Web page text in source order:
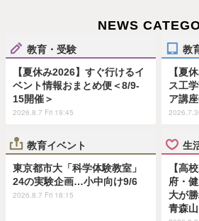
NEWS
教育・受験
【夏休み2026】すぐ行けるイ
ベント情報おまとめ便＜8/9-
15開催＞
2026.8.7 Fri 19:45
教
【夏
ス工
ア講
教育イベント
東京都市大「科学体験教室」
24の実験企画…小中向け9/6
2026.8.7 Fri 18:15
生
【高
府・
大が
青森